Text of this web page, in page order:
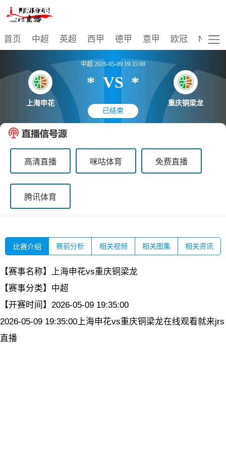
首页 中超 英超 西甲 德甲 意甲 欧冠 NBA
上海申花
中超 2026-05-09 19:35:00
* VS *
已结束
重庆铜梁龙
高清直播 咪咕体育 免费直播
腾讯体育
比赛介绍 赛前分析 相关视频 相关图集 相关资讯
【赛事名称】
上海申花vs重庆铜梁龙
【赛事分类】 中超
【开赛时间】 2026-05-09 19:35:00
2026-05-09 19:35:00上海申花vs重庆铜梁龙在线观看就来jrs
直播